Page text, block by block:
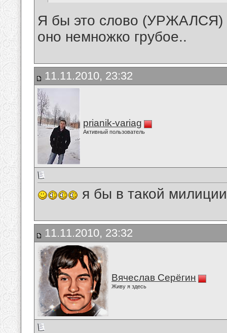
Я бы это слово (УРЖАЛСЯ)
оно немножко грубое..
11.11.2010, 23:32
prianik-variag
Активный пользователь
я бы в такой
11.11.2010, 23:32
Вячеслав Серёгин
Живу я здесь